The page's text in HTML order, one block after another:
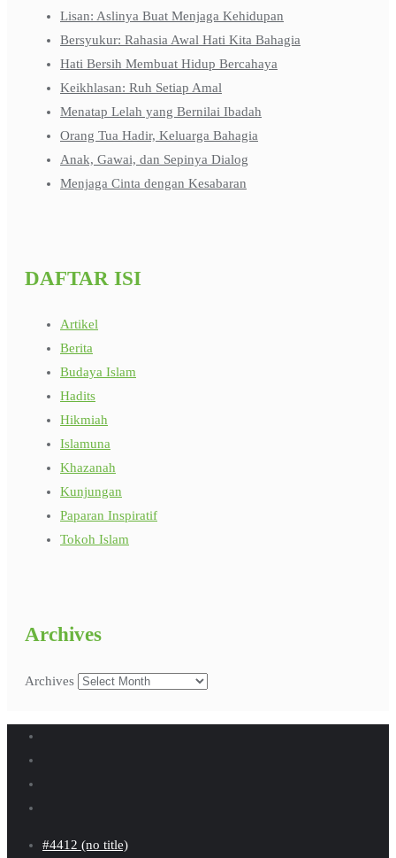
Lisan: Aslinya Buat Menjaga Kehidupan
Bersyukur: Rahasia Awal Hati Kita Bahagia
Hati Bersih Membuat Hidup Bercahaya
Keikhlasan: Ruh Setiap Amal
Menatap Lelah yang Bernilai Ibadah
Orang Tua Hadir, Keluarga Bahagia
Anak, Gawai, dan Sepinya Dialog
Menjaga Cinta dengan Kesabaran
DAFTAR ISI
Artikel
Berita
Budaya Islam
Hadits
Hikmiah
Islamuna
Khazanah
Kunjungan
Paparan Inspiratif
Tokoh Islam
Archives
Archives
#4412 (no title)